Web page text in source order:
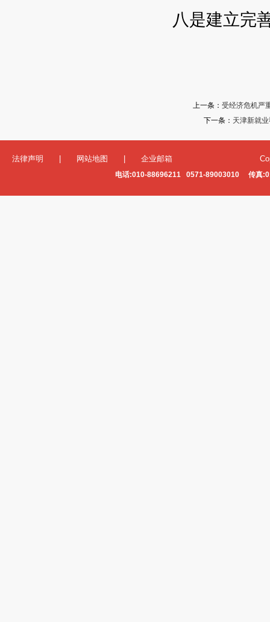
八是建立完
上一条： 受经济危机严
下一条： 天津新就
法律声明 网站地图 企业邮箱
电话:010-88696211 0571-89003010 传